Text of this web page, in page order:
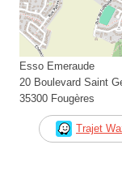
Esso Emeraude
20 Boulevard Saint
35300 Fougères
Trajet